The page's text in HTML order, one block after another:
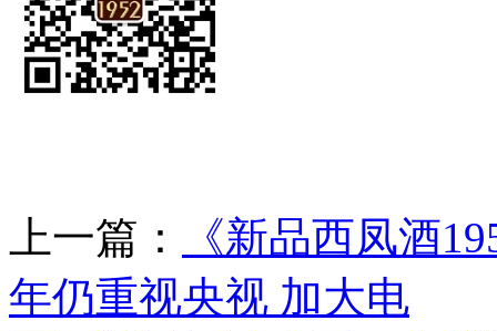
上一篇：
《新品西凤酒
年仍重视央视 加大电